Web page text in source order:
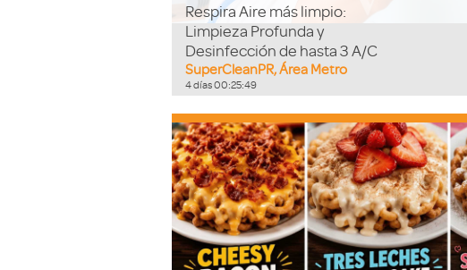
Respira Aire más limpio:
Limpieza Profunda y
Desinfección de hasta 3 A/C
SuperCleanPR, Área Metro
4días00:25:48